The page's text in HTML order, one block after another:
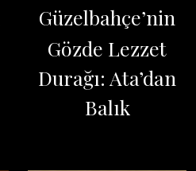
Güzelbahçe’nin
Gözde Lezzet
Durağı: Ata’dan
Balık